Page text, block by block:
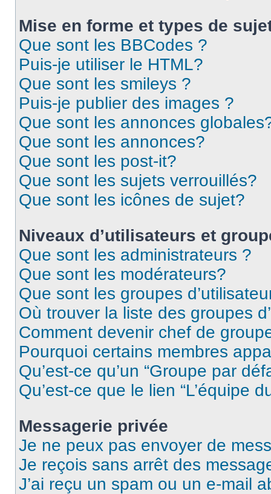
Mise en forme et types de
Que sont les BBCodes ?
Puis-je utiliser le HTML?
Que sont les smileys ?
Puis-je publier des images ?
Que sont les annonces
Que sont les annonces?
Que sont les post-it?
Que sont les sujets verrouillés?
Que sont les icônes de sujet?
Niveaux d’utilisateurs et
Que sont les administrateurs ?
Que sont les modérateurs?
Que sont les groupes
Où trouver la liste des groupes
Comment devenir chef de
Pourquoi certains membres
Qu’est-ce qu’un “Groupe par
Qu’est-ce que le lien “L’équipe
Messagerie privée
Je ne peux pas envoyer de
Je reçois sans arrêt des
J’ai reçu un spam ou un e-mail